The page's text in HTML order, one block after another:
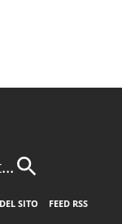
SITO
FEED RSS